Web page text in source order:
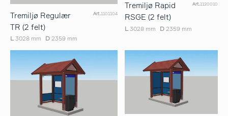
Tremiljø Regulær
TR (2 felt)
Art.1101104
L 3028 mm D 2359 mm
Tremiljø Rapid
RSGE (2 felt)
Art.1120010
L 3028 mm D 2359 mm